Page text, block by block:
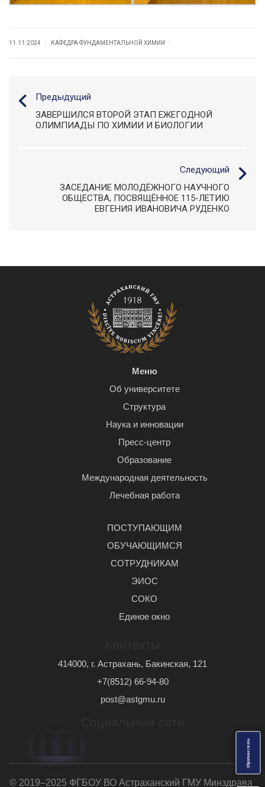
О
б
р
а
т
н
а
я
с
в
я
з
ь
11.11.2024 КАФЕДРА ФУНДАМЕНТАЛЬНОЙ ХИМИИ
Предыдущий
ЗАВЕРШИЛСЯ ВТОРОЙ ЭТАП ЕЖЕГОДНОЙ
ОЛИМПИАДЫ ПО ХИМИИ И БИОЛОГИИ
Следующий
ЗАСЕДАНИЕ МОЛОДЁЖНОГО НАУЧНОГО
ОБЩЕСТВА, ПОСВЯЩЁННОЕ 115-ЛЕТИЮ
ЕВГЕНИЯ ИВАНОВИЧА РУДЕНКО
Меню
Об университете
Структура
Наука и инновации
Пресс-центр
Образование
Международная деятельность
Лечебная работа
ПОСТУПАЮЩИМ
ОБУЧАЮЩИМСЯ
СОТРУДНИКАМ
ЭИОС
СОКО
Единое окно
414000, г. Астрахань, Бакинская, 121
+7(8512) 66-94-80
post@astgmu.ru
© 2019–2025 ФГБОУ ВО Астраханский ГМУ Минздрава